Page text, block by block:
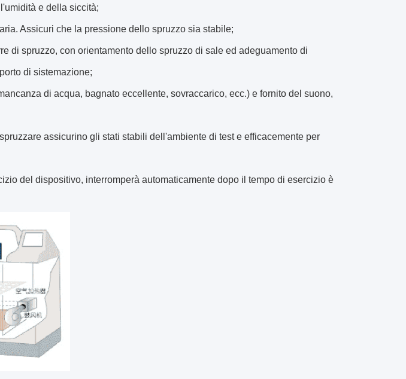
e della siccità;
Assicuri che la pressione dello spruzzo sia stabile;
di spruzzo, con orientamento dello spruzzo di sale ed adeguamento di
di sistemazione;
di acqua, bagnato eccellente, sovraccarico, ecc.) e fornito del suono,
assicurino gli stati stabili dell'ambiente di test e efficacemente per
del dispositivo, interromperà automaticamente dopo il tempo di esercizio è